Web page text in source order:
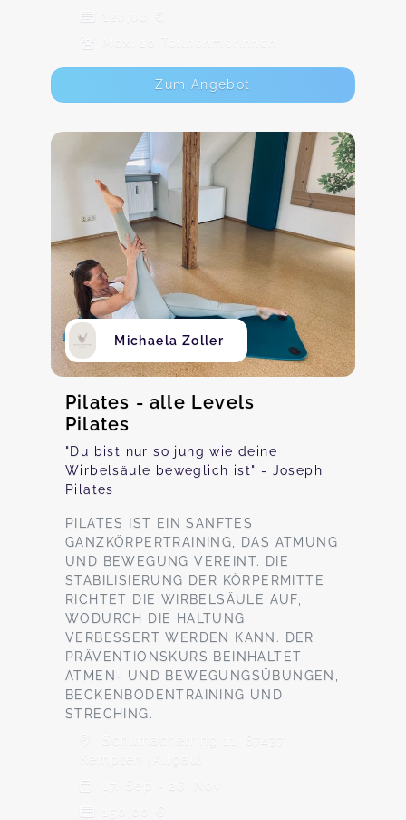
120,00 €
Max. 10 TeilnehmerInnen
Zum Angebot
Michaela Zoller
Pilates - alle Levels
Pilates
"Du bist nur so jung wie deine
Wirbelsäule beweglich ist" - Joseph
Pilates
PILATES IST EIN SANFTES
GANZKÖRPERTRAINING, DAS ATMUNG
UND BEWEGUNG VEREINT. DIE
STABILISIERUNG DER KÖRPERMITTE
RICHTET DIE WIRBELSÄULE AUF,
WODURCH DIE HALTUNG
VERBESSERT WERDEN KANN. DER
PRÄVENTIONSKURS BEINHALTET
ATMEN- UND BEWEGUNGSÜBUNGEN,
BECKENBODENTRAINING UND
STRECHING.
Schumacherring 11, 87437
Kempten (Allgäu)
17. Sep - 26. Nov
150,00 €